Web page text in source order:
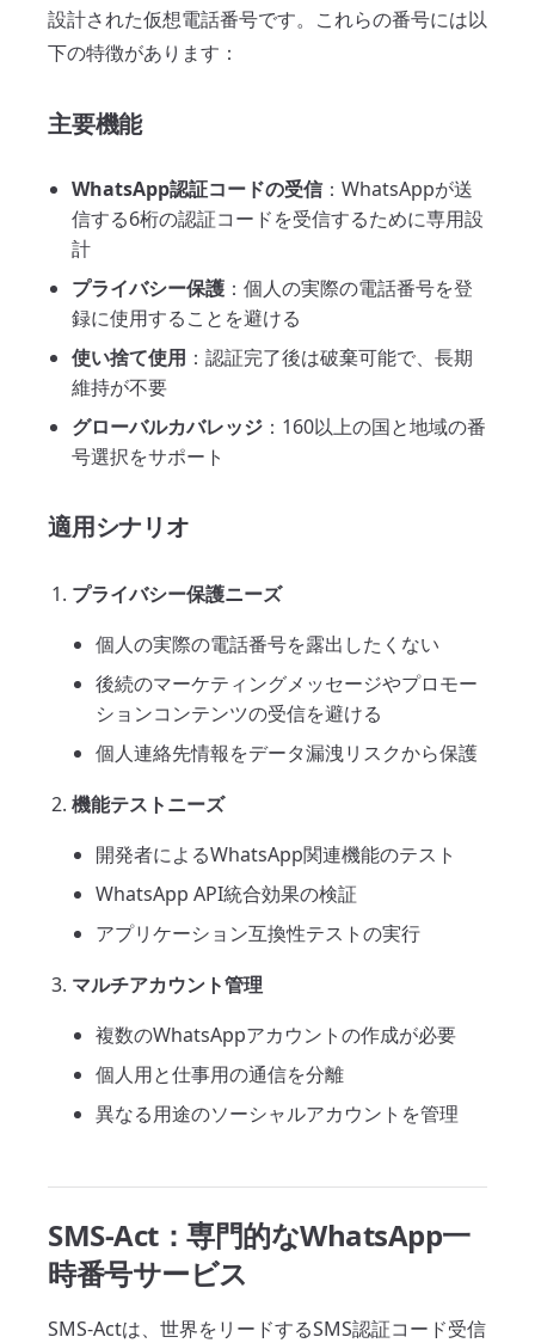
設計された仮想電話番号です。これらの番号には以
下の特徴があります：
主要機能
WhatsApp認証コードの受信 ：WhatsAppが送
信する6桁の認証コードを受信するために専用設
計
プライバシー保護 ：個人の実際の電話番号を登
録に使用することを避ける
使い捨て使用 ：認証完了後は破棄可能で、長期
維持が不要
グローバルカバレッジ ：160以上の国と地域の番
号選択をサポート
適用シナリオ
プライバシー保護ニーズ
個人の実際の電話番号を露出したくない
後続のマーケティングメッセージやプロモー
ションコンテンツの受信を避ける
個人連絡先情報をデータ漏洩リスクから保護
機能テストニーズ
開発者によるWhatsApp関連機能のテスト
WhatsApp API統合効果の検証
アプリケーション互換性テストの実行
マルチアカウント管理
複数のWhatsAppアカウントの作成が必要
個人用と仕事用の通信を分離
異なる用途のソーシャルアカウントを管理
SMS-Act：専門的なWhatsApp一
時番号サービス
SMS-Actは、世界をリードするSMS認証コード受信